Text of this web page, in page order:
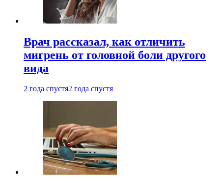
Врач рассказал, как отличить
мигрень от головной боли другого
вида
2 года спустя2 года спустя